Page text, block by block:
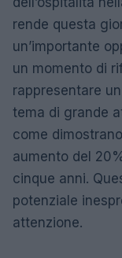
rende questa
un’importante
un momento di
rappresentare
tema di grande
come
aumento del
cinque anni.
potenziale
attenzione.